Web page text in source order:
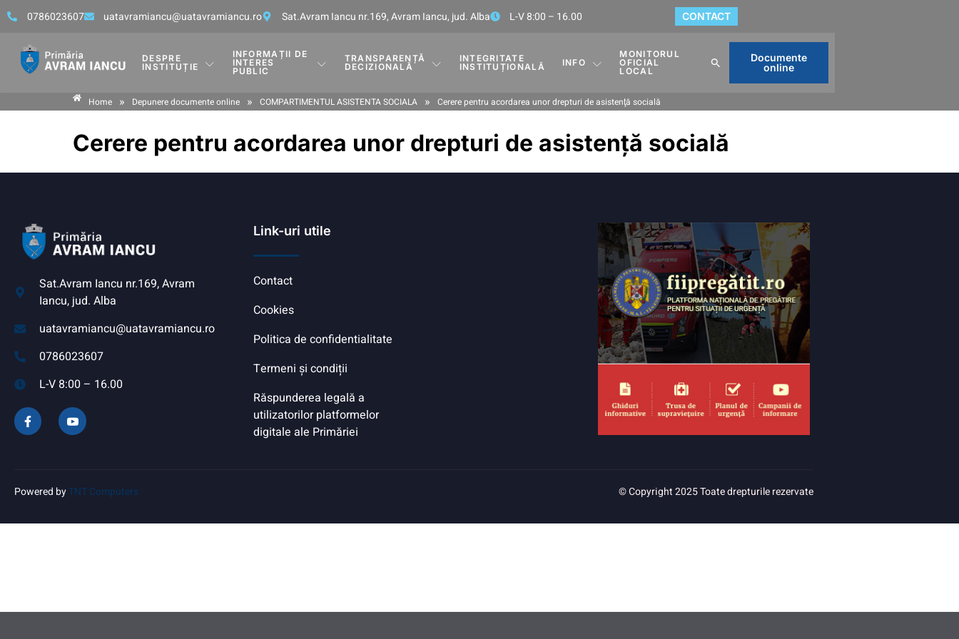
0786023607 uatavramiancu@uatavramiancu.ro Sat.Avram Iancu nr.169, Avram Iancu, jud. Alba L-V 8:00 – 16.00 CONTACT
DESPRE
INSTITUȚIE
INFORMAȚII DE
INTERES
PUBLIC
TRANSPARENȚĂ
DECIZIONALĂ
INTEGRITATE
INSTITUȚIONALĂ
INFO
MONITORUL
OFICIAL
LOCAL
Documente
online
Home » Depunere documente online » COMPARTIMENTUL ASISTENTA SOCIALA » Cerere pentru acordarea unor drepturi de asistenţă socială
Cerere pentru acordarea unor drepturi de asistenţă socială
Sat.Avram Iancu nr.169, Avram
Iancu, jud. Alba
uatavramiancu@uatavramiancu.ro
0786023607
L-V 8:00 – 16.00
Link-uri utile
Contact
Cookies
Politica de confidentialitate
Termeni și condiții
Răspunderea legală a
utilizatorilor platformelor
digitale ale Primăriei
Powered byTNT Computers © Copyright 2025 Toate drepturile rezervate